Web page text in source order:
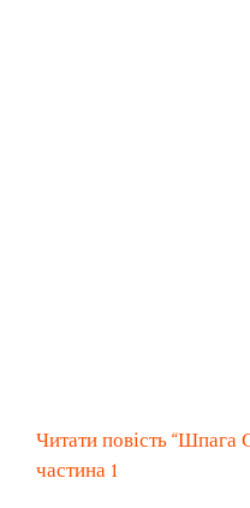
Читати повість “Шпага
частина 1